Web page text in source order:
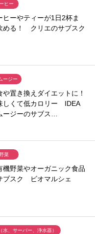
ヒー
ヒーやティーが1日2杯ま
める！ クリエのサブスク
ージー
や置き換えダイエットに！
しくて低カロリー IDEA
ージーのサブス…
菜
野菜やオーガニック食品
ブスク ビオマルシェ
水、サーバー、浄水器）